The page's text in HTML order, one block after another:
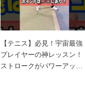
【テニス】必見！宇宙最強
プレイヤーの神レッスン！
ストロークがパワーアッ…